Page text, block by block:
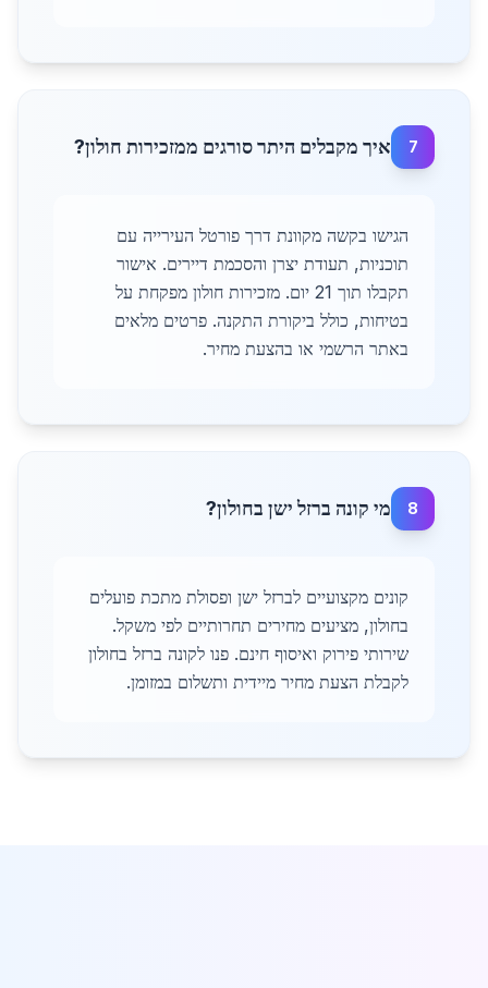
7 איך מקבלים היתר סורגים ממזכירות חולון?
הגישו בקשה מקוונת דרך פורטל העירייה עם
תוכניות, תעודת יצרן והסכמת דיירים. אישור
תקבלו תוך 21 יום. מזכירות חולון מפקחת על
בטיחות, כולל ביקורת התקנה. פרטים מלאים
באתר הרשמי או בהצעת מחיר.
8 מי קונה ברזל ישן בחולון?
קונים מקצועיים לברזל ישן ופסולת מתכת פועלים
בחולון, מציעים מחירים תחרותיים לפי משקל.
שירותי פירוק ואיסוף חינם. פנו לקונה ברזל בחולון
לקבלת הצעת מחיר מיידית ותשלום במזומן.